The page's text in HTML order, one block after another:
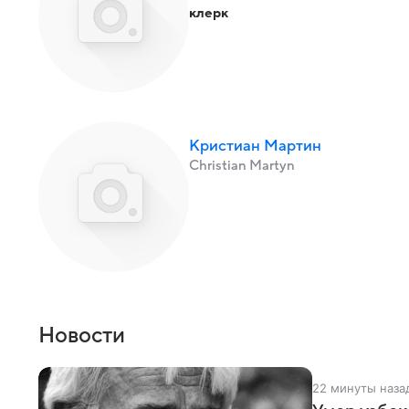
клерк
Кристиан Мартин
Christian Martyn
Новости
22 минуты